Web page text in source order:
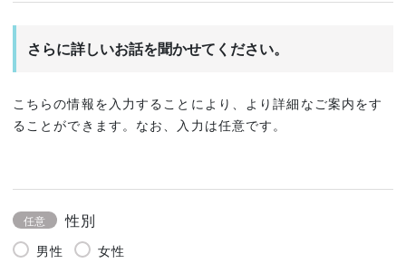
さらに詳しいお話を聞かせてください。
こちらの情報を入力することにより、より詳細なご案内をす
ることができます。なお、入力は任意です。
任意 性別
男性 女性